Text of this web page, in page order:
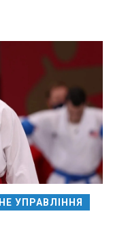
УПРАВЛІННЯ